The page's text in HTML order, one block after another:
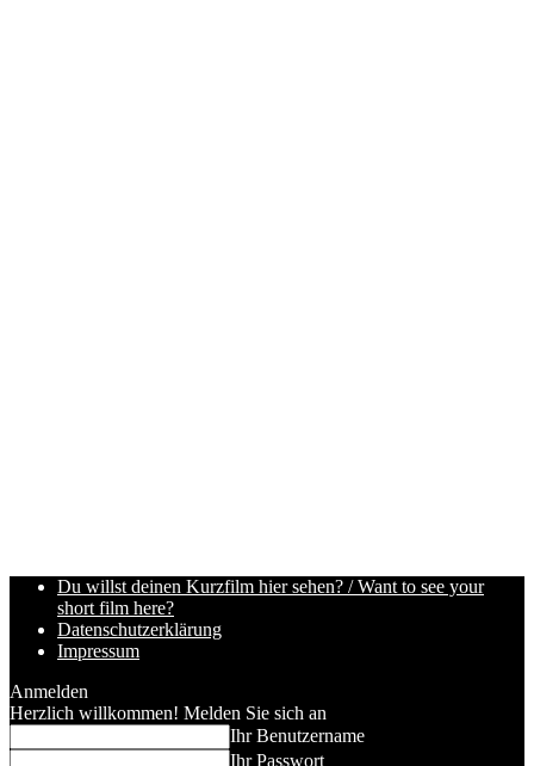
Du willst deinen Kurzfilm hier sehen? / Want to see your
short film here?
Datenschutzerklärung
Impressum
Anmelden
Herzlich willkommen! Melden Sie sich an
Ihr Benutzername
Ihr Passwort